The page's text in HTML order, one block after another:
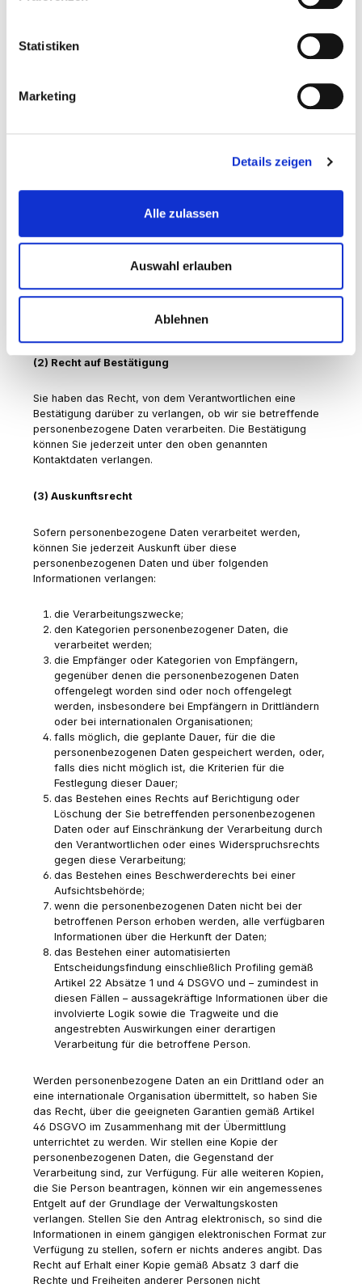
Statistiken
Marketing
Details zeigen
Alle zulassen
Auswahl erlauben
Ablehnen
Dieses Online-Angebot richtet sich grundsätzlich an
Erwachsene. Personen unter 18 Jahren sollten ohne
auf einer erteilten Einwilligung beruht, haben Sie jederzeit
Widerruf der Einwilligung wird die Rechtmäßigkeit der
aufgrund der Einwilligung bis zum Widerruf erfolgten
Verarbeitung nicht berührt.
jederzeit an uns wenden.
(2) Recht auf Bestätigung
Sie haben das Recht, von dem Verantwortlichen eine
Bestätigung darüber zu verlangen, ob wir sie betreffende
personenbezogene Daten verarbeiten. Die Bestätigung
können Sie jederzeit unter den oben genannten
Kontaktdaten verlangen.
(3) Auskunftsrecht
Sofern personenbezogene Daten verarbeitet werden,
können Sie jederzeit Auskunft über diese
personenbezogenen Daten und über folgenden
Informationen verlangen:
die Verarbeitungszwecke;
den Kategorien personenbezogener Daten, die
verarbeitet werden;
die Empfänger oder Kategorien von Empfängern,
gegenüber denen die personenbezogenen Daten
offengelegt worden sind oder noch offengelegt
werden, insbesondere bei Empfängern in Drittländern
oder bei internationalen Organisationen;
falls möglich, die geplante Dauer, für die die
personenbezogenen Daten gespeichert werden, oder,
falls dies nicht möglich ist, die Kriterien für die
Festlegung dieser Dauer;
das Bestehen eines Rechts auf Berichtigung oder
Löschung der Sie betreffenden personenbezogenen
Daten oder auf Einschränkung der Verarbeitung durch
den Verantwortlichen oder eines Widerspruchsrechts
gegen diese Verarbeitung;
das Bestehen eines Beschwerderechts bei einer
Aufsichtsbehörde;
wenn die personenbezogenen Daten nicht bei der
betroffenen Person erhoben werden, alle verfügbaren
Informationen über die Herkunft der Daten;
das Bestehen einer automatisierten
Entscheidungsfindung einschließlich Profiling gemäß
Artikel 22 Absätze 1 und 4 DSGVO und – zumindest in
diesen Fällen – aussagekräftige Informationen über die
involvierte Logik sowie die Tragweite und die
angestrebten Auswirkungen einer derartigen
Verarbeitung für die betroffene Person.
Werden personenbezogene Daten an ein Drittland oder an
eine internationale Organisation übermittelt, so haben Sie
das Recht, über die geeigneten Garantien gemäß Artikel
46 DSGVO im Zusammenhang mit der Übermittlung
unterrichtet zu werden. Wir stellen eine Kopie der
personenbezogenen Daten, die Gegenstand der
Verarbeitung sind, zur Verfügung. Für alle weiteren Kopien,
die Sie Person beantragen, können wir ein angemessenes
Entgelt auf der Grundlage der Verwaltungskosten
verlangen. Stellen Sie den Antrag elektronisch, so sind die
Informationen in einem gängigen elektronischen Format zur
Verfügung zu stellen, sofern er nichts anderes angibt. Das
Recht auf Erhalt einer Kopie gemäß Absatz 3 darf die
Rechte und Freiheiten anderer Personen nicht